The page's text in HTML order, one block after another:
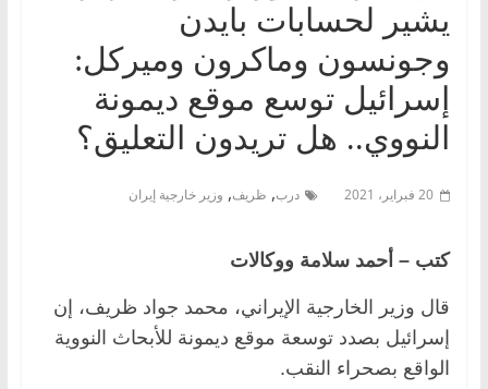
يشير لحسابات بايدن
وجونسون وماكرون وميركل:
إسرائيل توسع موقع ديمونة
النووي.. هل تريدون التعليق؟
20 فبراير، 2021 درب, ظريف, وزير خارجية إيران
كتب – أحمد سلامة ووكالات
قال وزير الخارجية الإيراني، محمد جواد ظريف، إن
إسرائيل بصدد توسعة موقع ديمونة للأبحاث النووية
الواقع بصحراء النقب.